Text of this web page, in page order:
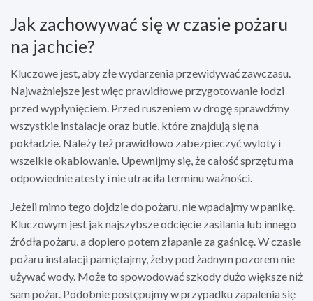
Jak zachowywać się w czasie pożaru
na jachcie?
Kluczowe jest, aby złe wydarzenia przewidywać zawczasu.
Najważniejsze jest więc prawidłowe przygotowanie łodzi
przed wypłynięciem. Przed ruszeniem w drogę sprawdźmy
wszystkie instalacje oraz butle, które znajdują się na
pokładzie. Należy też prawidłowo zabezpieczyć wyloty i
wszelkie okablowanie. Upewnijmy się, że całość sprzętu ma
odpowiednie atesty i nie utraciła terminu ważności.
Jeżeli mimo tego dojdzie do pożaru, nie wpadajmy w panikę.
Kluczowym jest jak najszybsze odcięcie zasilania lub innego
źródła pożaru, a dopiero potem złapanie za gaśnicę. W czasie
pożaru instalacji pamiętajmy, żeby pod żadnym pozorem nie
używać wody. Może to spowodować szkody dużo większe niż
sam pożar. Podobnie postępujmy w przypadku zapalenia się